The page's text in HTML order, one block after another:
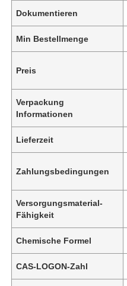
Dokumentieren
Min Bestellmenge
Preis
Verpackung
Informationen
Lieferzeit
Zahlungsbedingungen
Versorgungsmaterial-
Fähigkeit
Chemische Formel
CAS-LOGON-Zahl